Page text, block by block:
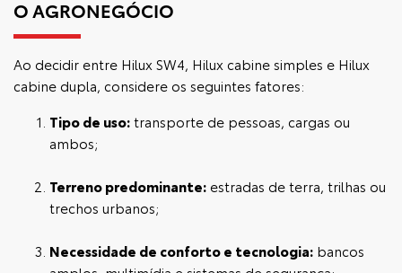
O AGRONEGÓCIO
Ao decidir entre Hilux SW4, Hilux cabine simples e Hilux
cabine dupla, considere os seguintes fatores:
Tipo de uso:transporte de pessoas, cargas ou
ambos;
Terreno predominante: estradas de terra, trilhas ou
trechos urbanos;
Necessidade de conforto e tecnologia: bancos